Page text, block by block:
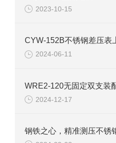
2023-10-15
2024-06-11
2024-12-17